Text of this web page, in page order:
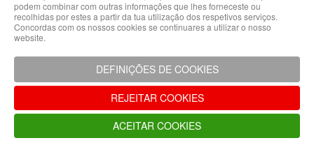
Acessórios
Climatização
Hidráulicas
Controladores
Fixações e
Acessórios
Isolamento
para
Tubagem
podem combinar com outras informações que lhes forneceste ou
recolhidas por estes a partir da tua utilização dos respetivos serviços.
Concordas com os nossos cookies se continuares a utilizar o nosso
website.
DEFINIÇÕES DE COOKIES
REJEITAR COOKIES
ACEITAR COOKIES